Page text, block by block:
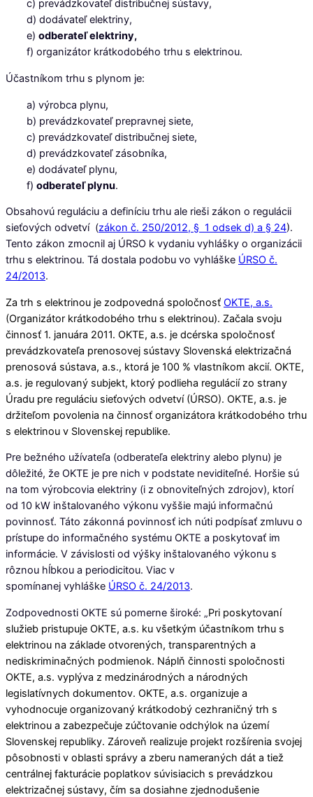
c) prevádzkovateľ distribučnej sústavy,
d) dodávateľ elektriny,
e) odberateľ elektriny,
f) organizátor krátkodobého trhu s elektrinou.
Účastníkom trhu s plynom je:
a) výrobca plynu,
b) prevádzkovateľ prepravnej siete,
c) prevádzkovateľ distribučnej siete,
d) prevádzkovateľ zásobníka,
e) dodávateľ plynu,
f) odberateľ plynu.
Obsahovú reguláciu a definíciu trhu ale rieši zákon o regulácii
sieťových odvetví (zákon č. 250/2012, § 1 odsek d) a § 24).
Tento zákon zmocnil aj ÚRSO k vydaniu vyhlášky o organizácii
trhu s elektrinou. Tá dostala podobu vo vyhláške ÚRSO č.
24/2013.
Za trh s elektrinou je zodpovedná spoločnosť OKTE, a.s.
(Organizátor krátkodobého trhu s elektrinou). Začala svoju
činnosť 1. januára 2011. OKTE, a.s. je dcérska spoločnosť
prevádzkovateľa prenosovej sústavy Slovenská elektrizačná
prenosová sústava, a.s., ktorá je 100 % vlastníkom akcií. OKTE,
a.s. je regulovaný subjekt, ktorý podlieha regulácií zo strany
Úradu pre reguláciu sieťových odvetví (ÚRSO). OKTE, a.s. je
držiteľom povolenia na činnosť organizátora krátkodobého trhu
s elektrinou v Slovenskej republike.
Pre bežného užívateľa (odberateľa elektriny alebo plynu) je
dôležité, že OKTE je pre nich v podstate neviditeľné. Horšie sú
na tom výrobcovia elektriny (i z obnoviteľných zdrojov), ktorí
od 10 kW inštalovaného výkonu vyššie majú informačnú
povinnosť. Táto zákonná povinnosť ich núti podpísať zmluvu o
prístupe do informačného systému OKTE a poskytovať im
informácie. V závislosti od výšky inštalovaného výkonu s
rôznou hĺbkou a periodicitou. Viac v
spomínanej vyhláške ÚRSO č. 24/2013.
Zodpovednosti OKTE sú pomerne široké: „Pri poskytovaní
služieb pristupuje OKTE, a.s. ku všetkým účastníkom trhu s
elektrinou na základe otvorených, transparentných a
nediskriminačných podmienok. Náplň činnosti spoločnosti
OKTE, a.s. vyplýva z medzinárodných a národných
legislatívnych dokumentov. OKTE, a.s. organizuje a
vyhodnocuje organizovaný krátkodobý cezhraničný trh s
elektrinou a zabezpečuje zúčtovanie odchýlok na území
Slovenskej republiky. Zároveň realizuje projekt rozšírenia svojej
pôsobnosti v oblasti správy a zberu nameraných dát a tiež
centrálnej fakturácie poplatkov súvisiacich s prevádzkou
elektrizačnej sústavy, čím sa dosiahne zjednodušenie